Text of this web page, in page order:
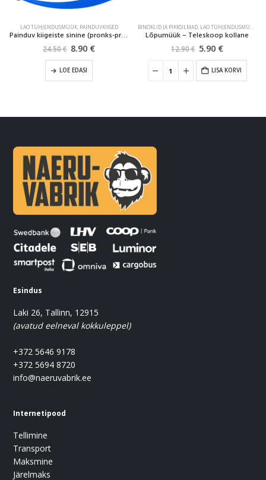
LAO TÜHJENDUSMÜÜK, PAINDUVKIIGED
Painduv kiigeiste sinine (pronks-pruunid riputusköied)
24.50€ 8.90 €
LOE EDASI
BINOKLID JA PIKKSILMAD, LAO TÜHJENDUSMÜÜK
Lõpumüük – Teleskoop kollane
12.90€ 5.90 €
LISA KORVI
Esindus
Laki 26, Tallinn, 12915
(avatud eelneval kokkuleppel)
+372 5646 9178
+372 5694 8720
info@naeruvabrik.ee
Internetipood
Tellimine
Transport
Maksmine
Järelmaks